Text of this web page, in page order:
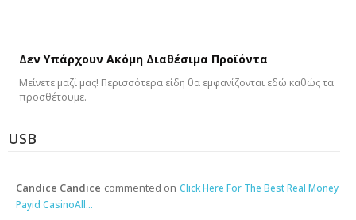
USB
Candice Candice commented on Click Here For The Best Real Money
Payid CasinoAll...
Δεν Υπάρχουν Ακόμη Διαθέσιμα Προϊόντα
Μείνετε μαζί μας! Περισσότερα είδη θα εμφανίζονται εδώ καθώς τα
προσθέτουμε.